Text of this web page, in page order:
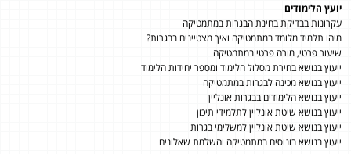
יועץ הלימודים
עקרונות בבדיקת בחינת הבגרות במתמטיקה
מיהו תלמיד מלומד במתמטיקה ואיך מצטיינים בבגרות?
שיעור פרטי, מורה פרטי במתמטיקה
ייעוץ בנושא בחירת מסלול הלימוד ומספר יחידות הלימוד
ייעוץ בנושא מכינה לבגרות במתמטיקה
ייעוץ בנושא הלימודים בבגרות אונליין
ייעוץ בנושא שיטת אונליין לתלמידי תיכון
ייעוץ בנושא שיטת אונליין למשלימי בגרות
ייעוץ בנושא בונוסים במתמטיקה והשלמת שאלונים